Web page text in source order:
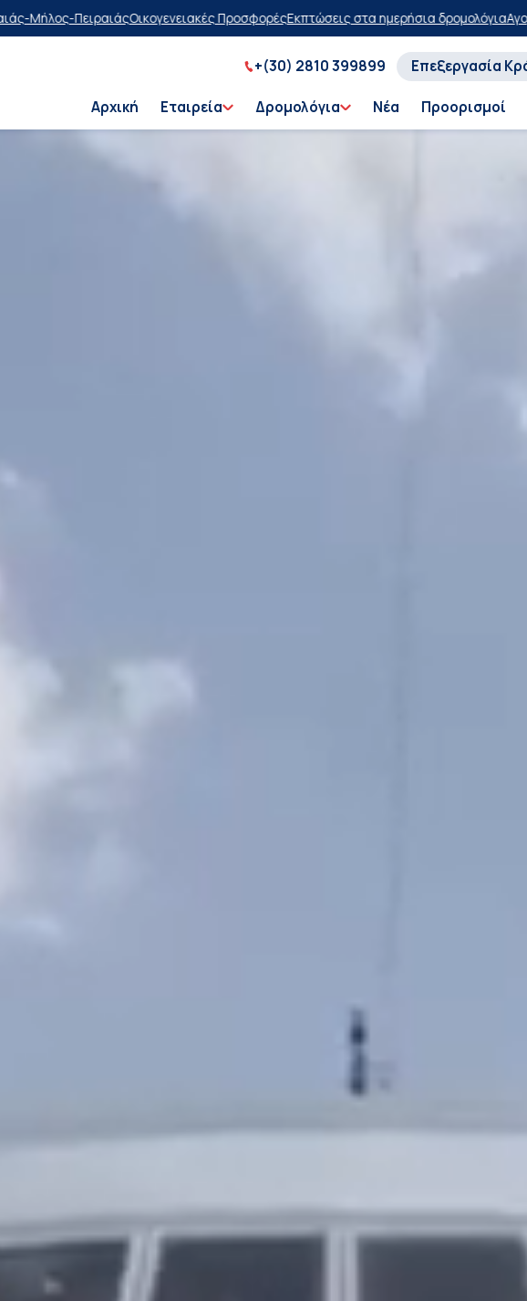
ΠροσφορέςΕκπτώσεις στα ημερήσια δρομολόγιαΑγοράστε τώρα, πληρώστε
+(30) 2810 399899 Επεξεργασία
Αρχική Εταιρεία Δρομολόγια Νέα Προορισμοί